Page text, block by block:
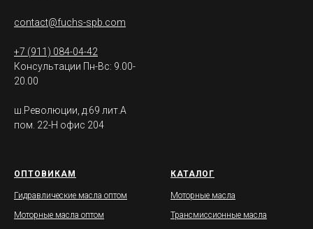
contact@fuchs-spb.com
+7 (911) 084-04-42
Консультации Пн-Вс: 9.00-
20.00
ш.Революции, д.69 лит.А
пом. 22-Н офис 204
ОПТОВИКАМ
Гидравлические масла оптом
Моторные масла оптом
КАТАЛОГ
Моторные масла
Трансмиссионные масла